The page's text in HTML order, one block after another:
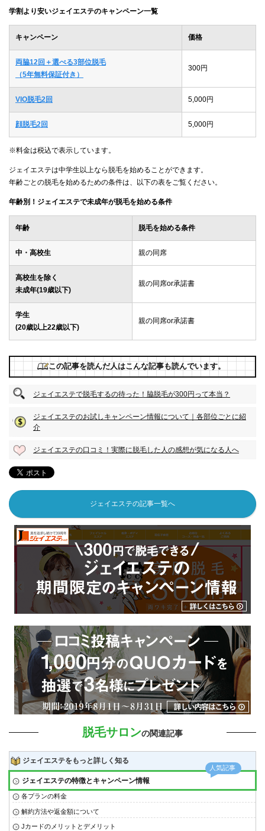
学割より安いジェイエステのキャンペーン一覧
キャンペーン 価格
両脇12回＋選べる3部位脱毛
（5年無料保証付き）
300円
VIO脱毛2回 5,000円
顔脱毛2回 5,000円
※料金は税込で表示しています。
ジェイエステは中学生以上なら脱毛を始めることができます。
年齢ごとの脱毛を始めるための条件は、以下の表をご覧ください。
年齢別！ジェイエステで未成年が脱毛を始める条件
年齢 脱毛を始める条件
中・高校生 親の同席
高校生を除く
未成年(19歳以下)
親の同席or承諾書
学生
(20歳以上22歳以下)
親の同席or承諾書
この記事を読んだ人はこんな記事も読んでいます。
ジェイエステで脱毛するの待った！脇脱毛が300円って本当？
ジェイエステのお試しキャンペーン情報について｜各部位ごとに紹
介
ジェイエステの口コミ！実際に脱毛した人の感想が気になる人へ
ジェイエステの記事一覧へ
脱毛サロンの関連記事
ジェイエステをもっと詳しく知る
ジェイエステの特徴とキャンペーン情報
各プランの料金
解約方法や返金額について
Jカードのメリットとデメリット